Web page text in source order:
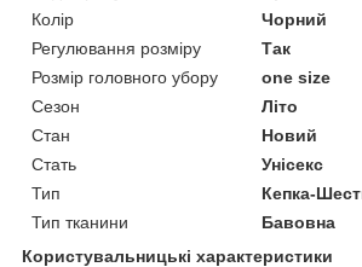
Колір
Чорний
Регулювання розміру
Так
Розмір головного убору
one size
Сезон
Літо
Стан
Новий
Стать
Унісекс
Тип
Кепка-
Тип тканини
Бавовна
Користувальницькі характеристики